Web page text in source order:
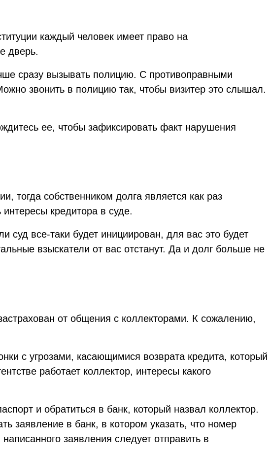
каждый человек имеет право на
дверь.
сразу вызывать полицию. С противоправными
звонить в полицию так, чтобы визитер это слышал.
ее, чтобы зафиксировать факт нарушения
тогда собственником долга является как раз
кредитора в суде.
суд все-таки будет инициирован, для вас это будет
взыскатели от вас отстанут. Да и долг больше не
от общения с коллекторами. К сожалению,
с угрозами, касающимися возврата кредита, который
работает коллектор, интересы какого
и обратиться в банк, который назвал коллектор.
заявление в банк, в котором указать, что номер
заявления следует отправить в